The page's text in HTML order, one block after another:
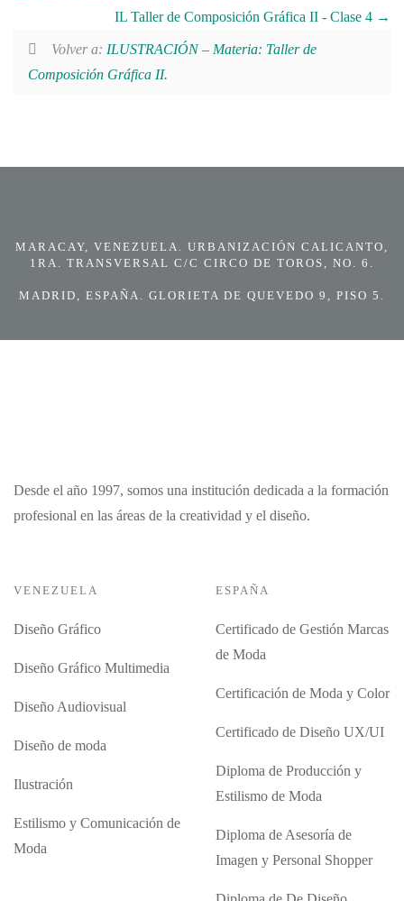
IL Taller de Composición Gráfica II - Clase 4
Volver a: ILUSTRACIÓN – Materia: Taller de
Composición Gráfica II.
MARACAY, VENEZUELA. URBANIZACIÓN CALICANTO,
1RA. TRANSVERSAL C/C CIRCO DE TOROS, NO. 6.
MADRID, ESPAÑA. GLORIETA DE QUEVEDO 9, PISO 5.
Desde el año 1997, somos una institución dedicada a la formación
profesional en las áreas de la creatividad y el diseño.
VENEZUELA
Diseño Gráfico
Diseño Gráfico Multimedia
Diseño Audiovisual
Diseño de moda
Ilustración
Estilismo y Comunicación de
Moda
ESPAÑA
Certificado de Gestión Marcas
de Moda
Certificación de Moda y Color
Certificado de Diseño UX/UI
Diploma de Producción y
Estilismo de Moda
Diploma de Asesoría de
Imagen y Personal Shopper